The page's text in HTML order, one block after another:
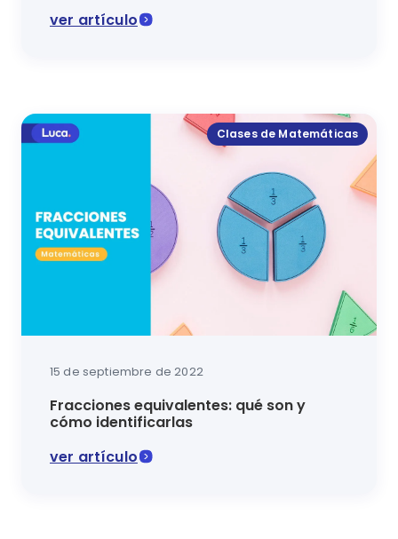
ver artículo
Clases de Matemáticas
15 de septiembre de 2022
Fracciones equivalentes: qué son y
cómo identificarlas
ver artículo